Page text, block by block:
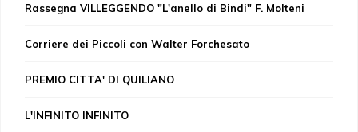
Rassegna VILLEGGENDO "L'anello di Bindi" F. Molteni
Corriere dei Piccoli con Walter Forchesato
PREMIO CITTA' DI QUILIANO
L'INFINITO INFINITO